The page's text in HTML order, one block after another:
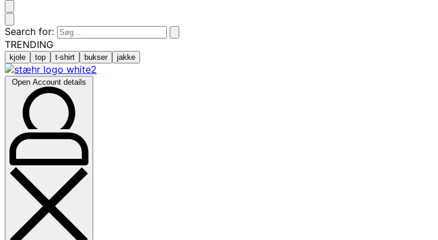
Search for:
TRENDING
kjole top t-shirt bukser jakke
Open Account details